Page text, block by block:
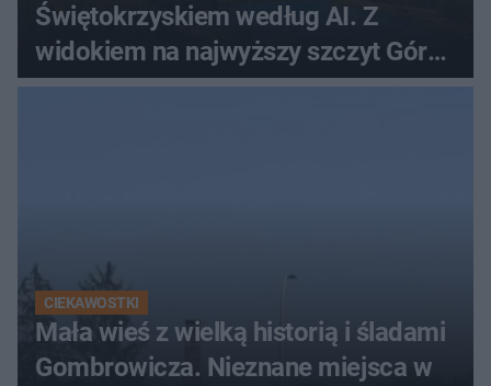
Świętokrzyskiem według AI. Z
widokiem na najwyższy szczyt Gór
Świętokrzyskich
CIEKAWOSTKI
Mała wieś z wielką historią i śladami
Gombrowicza. Nieznane miejsca w